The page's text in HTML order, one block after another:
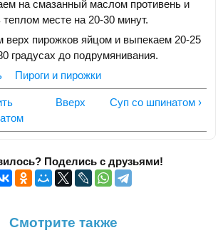
на смазанный маслом противень и
месте на 20-30 минут.
пирожков яйцом и выпекаем 20-25
градусах до подрумянивания.
Пироги и пирожки
Вверх Суп со шпинатом ›
Поделись с друзьями!
Смотрите также